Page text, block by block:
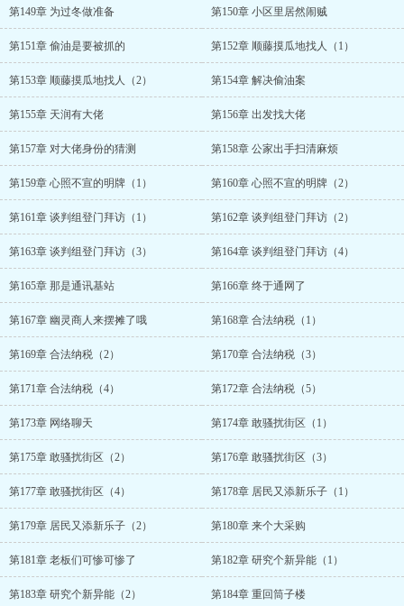
第149章 为过冬做准备 第150章 小区里居然闹贼
第151章 偷油是要被抓的 第152章 顺藤摸瓜地找人（1）
第153章 顺藤摸瓜地找人（2） 第154章 解决偷油案
第155章 天润有大佬 第156章 出发找大佬
第157章 对大佬身份的猜测 第158章 公家出手扫清麻烦
第159章 心照不宣的明牌（1） 第160章 心照不宣的明牌（2）
第161章 谈判组登门拜访（1） 第162章 谈判组登门拜访（2）
第163章 谈判组登门拜访（3） 第164章 谈判组登门拜访（4）
第165章 那是通讯基站 第166章 终于通网了
第167章 幽灵商人来摆摊了哦 第168章 合法纳税（1）
第169章 合法纳税（2） 第170章 合法纳税（3）
第171章 合法纳税（4） 第172章 合法纳税（5）
第173章 网络聊天 第174章 敢骚扰街区（1）
第175章 敢骚扰街区（2） 第176章 敢骚扰街区（3）
第177章 敢骚扰街区（4） 第178章 居民又添新乐子（1）
第179章 居民又添新乐子（2） 第180章 来个大采购
第181章 老板们可惨可惨了 第182章 研究个新异能（1）
第183章 研究个新异能（2） 第184章 重回筒子楼